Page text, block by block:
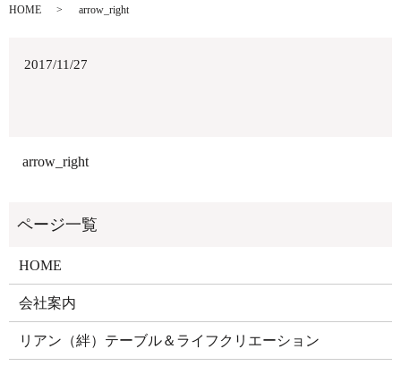
HOME arrow_right
2017/11/27
arrow_right
HOME
会社案内
リアン（絆）テーブル＆ライフクリエーション